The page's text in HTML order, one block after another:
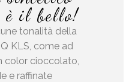
è il bello!
tonalità della
KLS, come ad
color cioccolato,
e raffinate